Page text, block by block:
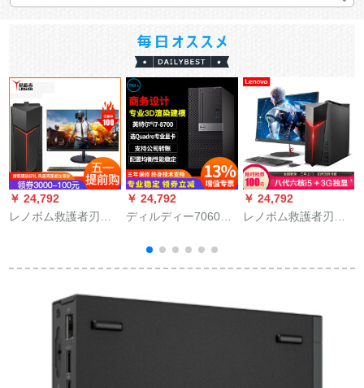
￥ 24,792
レノボム救護者刃
ィザン3 D制図リング
￥ 24,792
ディルディー7060
グラフティィ7-1デュ
ランダル3 Dリングリ
￥ 24,792
レノボム救護者刃
ファミリー用ディッ
8400カズム